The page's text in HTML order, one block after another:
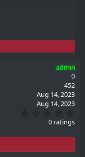
admin
0
452
Aug 14, 2023
Aug 14, 2023
.
0
t
0 ratings